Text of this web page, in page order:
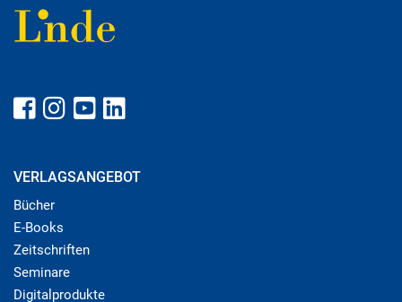
VERLAGSANGEBOT
Bücher
E-Books
Zeitschriften
Seminare
Digitalprodukte